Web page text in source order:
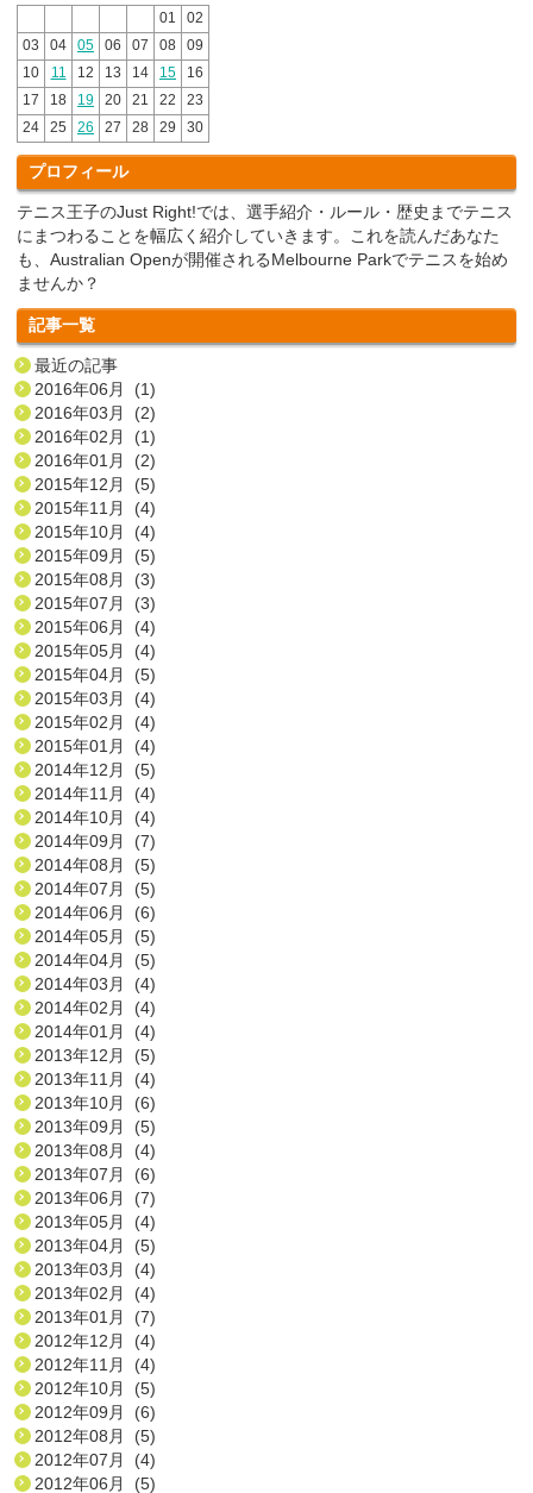
01
02
03
04 05 06 07 08
09
10
11 12 13 14 15
16
17
18 19 20 21 22
23
24
25 26 27 28 29 30
プロフィール
テニス王子のJust Right!では、選手紹介・ルール・歴史までテニス
にまつわることを幅広く紹介していきます。これを読んだあなた
も、Australian Openが開催されるMelbourne Parkでテニスを始め
ませんか？
記事一覧
最近の記事
2016年06月 (1)
2016年03月 (2)
2016年02月 (1)
2016年01月 (2)
2015年12月 (5)
2015年11月 (4)
2015年10月 (4)
2015年09月 (5)
2015年08月 (3)
2015年07月 (3)
2015年06月 (4)
2015年05月 (4)
2015年04月 (5)
2015年03月 (4)
2015年02月 (4)
2015年01月 (4)
2014年12月 (5)
2014年11月 (4)
2014年10月 (4)
2014年09月 (7)
2014年08月 (5)
2014年07月 (5)
2014年06月 (6)
2014年05月 (5)
2014年04月 (5)
2014年03月 (4)
2014年02月 (4)
2014年01月 (4)
2013年12月 (5)
2013年11月 (4)
2013年10月 (6)
2013年09月 (5)
2013年08月 (4)
2013年07月 (6)
2013年06月 (7)
2013年05月 (4)
2013年04月 (5)
2013年03月 (4)
2013年02月 (4)
2013年01月 (7)
2012年12月 (4)
2012年11月 (4)
2012年10月 (5)
2012年09月 (6)
2012年08月 (5)
2012年07月 (4)
2012年06月 (5)